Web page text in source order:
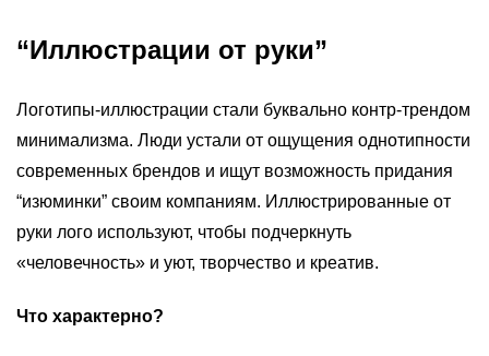
“Иллюстрации от руки”
Логотипы-иллюстрации стали буквально контр-трендом
минимализма. Люди устали от ощущения однотипности
современных брендов и ищут возможность придания
“изюминки” своим компаниям. Иллюстрированные от
руки лого используют, чтобы подчеркнуть
«человечность» и уют, творчество и креатив.
Что характерно?